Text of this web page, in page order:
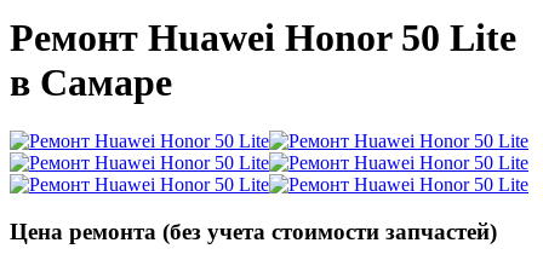
Ремонт Huawei Honor 50 Lite
в Самаре
Цена ремонта (без учета стоимости запчастей)